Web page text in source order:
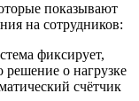
показывают
на сотрудников:
фиксирует,
решение о нагрузке
счётчик